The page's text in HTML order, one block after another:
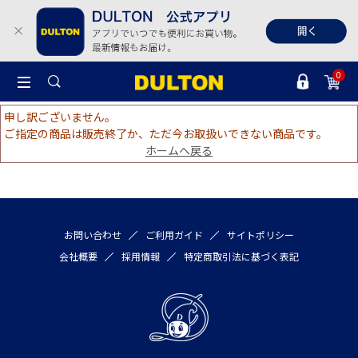
0
申し訳ございません。
ご指定の商品は販売終了か、ただ今お取扱いできない商品です。
ホームへ戻る
お問い合わせ ご利用ガイド
サイトポリシー
会社概要
採用情報 特定商取引法に基づく表記